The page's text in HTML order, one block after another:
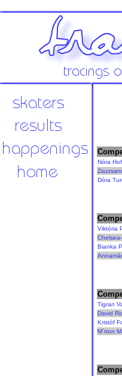
Nóra
Dóra
Viktória
Bianka
Tigran
David
Kristóf
M´rton